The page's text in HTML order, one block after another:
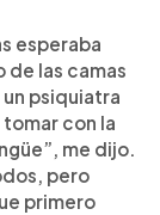
esperaba
de las camas
psiquiatra
con la
me dijo.
pero
primero